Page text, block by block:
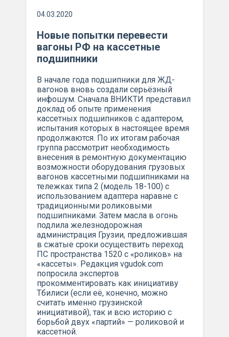
04.03.2020
Новые попытки перевести
вагоны РФ на кассетные
подшипники
В начале года подшипники для ЖД-
вагонов вновь создали серьёзный
инфошум. Сначала ВНИКТИ представил
доклад об опыте применения
кассетных подшипников с адаптером,
испытания которых в настоящее время
продолжаются. По их итогам рабочая
группа рассмотрит необходимость
внесения в ремонтную документацию
возможности оборудования грузовых
вагонов кассетными подшипниками на
тележках типа 2 (модель 18-100) с
использованием адаптера наравне с
традиционными роликовыми
подшипниками. Затем масла в огонь
подлила железнодорожная
администрация Грузии, предложившая
в сжатые сроки осуществить переход
ПС пространства 1520 с «роликов» на
«кассеты». Редакция vgudok.com
попросила экспертов
прокомментировать как инициативу
Тбилиси (если её, конечно, можно
считать именно грузинской
инициативой), так и всю историю с
борьбой двух «партий» — роликовой и
кассетной.